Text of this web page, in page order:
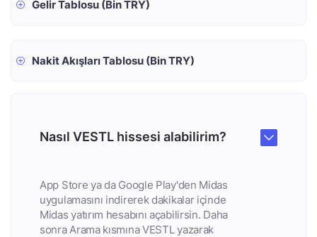
Gelir Tablosu (Bin TRY)
Nakit Akışları Tablosu (Bin TRY)
Nasıl VESTL hissesi alabilirim?
App Store ya da Google Play'den Midas
uygulamasını indirerek dakikalar içinde
Midas yatırım hesabını açabilirsin. Daha
sonra Arama kısmına VESTL yazarak